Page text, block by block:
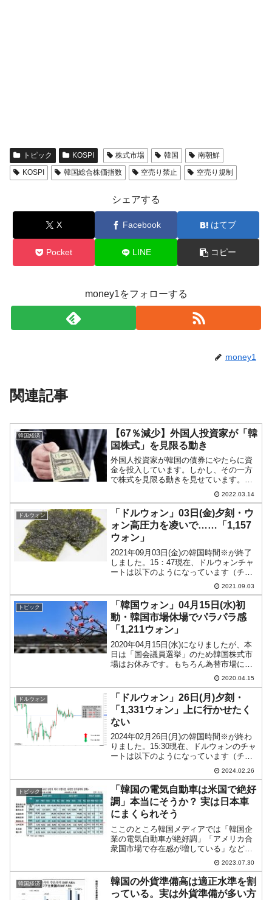
トピック KOSPI 株式市場 韓国
南朝鮮
KOSPI
韓国総合株価指数 空売り禁止 空売り規制
シェアする
X Facebook はてブ
Pocket LINE コピー
money1をフォローする
money1
関連記事
韓国経済
【67％減少】外国人投資家が「韓
国株式」を見限る動き
外国人投資家が韓国の債券にやたらに資
金を投入しています。しかし、その一方
で株式を見限る動きを見せています。
『韓国銀行』が2022年03月11日に公表し
た「2022年2月以降の国際金融・外国為
替市場動向」から一部を引用します。以
下をご覧くださ...
2022.03.14
ドルウォン
「ドルウォン」03日(金)夕刻・ウ
ォン高圧力を凌いで……「1,157
ウォン」
2021年09月03日(金)の韓国時間※が終了
しました。15：47現在、ドルウォンチャ
ートは以下のようになっています（チャ
ートは『Investing.com』より引用：以下
同）。下ヒゲが長くなりました。ウォン
高圧力を凌いでウォン安方向へ進行...
2021.09.03
トピック
「韓国ウォン」04月15日(水)初
動・韓国市場休場でパラパラ感
「1,211ウォン」
2020年04月15日(水)になりましたが、本
日は「国会議員選挙」のため韓国株式市
場はお休みです。もちろん為替市場にそ
んなことは関係ないのですが、この時
間、値動きはパラパラとしております。
10：29現在、ドルウォンチャートは以下
のようになっ...
2020.04.15
ドルウォン
「ドルウォン」26日(月)夕刻・
「1,331ウォン」上に行かせたく
ない
2024年02月26日(月)の韓国時間※が終わ
りました。15:30現在、ドルウォンのチャ
ートは以下のようになっています（チャ
ートは『Investing.com』より引用）。現
在のところ、なんとか陽線。ウォン安方
向への進行が阻まれていますが、...
2024.02.26
トピック
「韓国の電気自動車は米国で絶好
調」本当にそうか？ 実は日本車
にまくられそう
ここのところ韓国メディアでは「韓国企
業の電気自動車が絶好調」「アメリカ合
衆国市場で存在感が増している」などの
報道が見られます。先にMoney1でもご紹
介したとおり、合衆国で電気自動車の販
売台数が伸びているのは確かなのです
が、韓国車は「自画自...
2023.07.30
韓国経済
韓国の外貨準備高は適正水準を割
っている。実は外貨準備が多い方